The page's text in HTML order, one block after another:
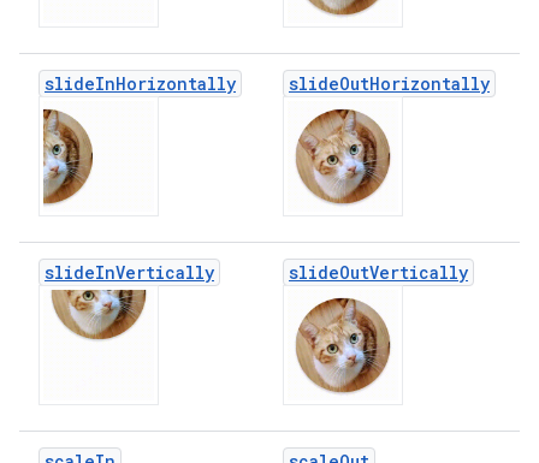
slideInHorizontally slideOutHorizontally
slideInVertically slideOutVertically